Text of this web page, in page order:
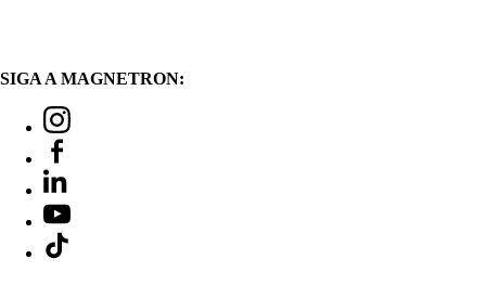
SIGA A MAGNETRON: